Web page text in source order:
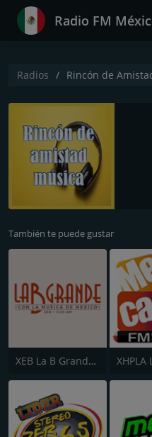
Radio FM
Radios Rincón de
También te puede gustar
XEB La B Grande 1220 AM